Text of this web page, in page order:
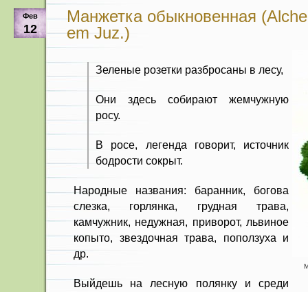
Фев
12
Манжетка обыкновенная
em Juz.)
Зеленые розетки разбросаны в лесу,
Они здесь собирают жемчужную
росу.
В росе, легенда говорит, источник
бодрости сокрыт.
Народные названия: баранник, богова
слезка, горлянка, грудная трава,
камчужник, недужная, приворот, львиное
копыто, звездочная трава, поползуха и
др.
Выйдешь на лесную полянку и среди